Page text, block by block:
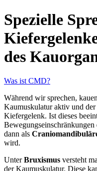
Spezielle
des
Was ist CMD?
Während wir sprechen,
Kaumuskulatur aktiv und
Kiefergelenk. Ist dieses
Bewegungseinschränkungen
dann als
wird.
UnterBruxismus versteht
der Kaumuskulatur. Diese